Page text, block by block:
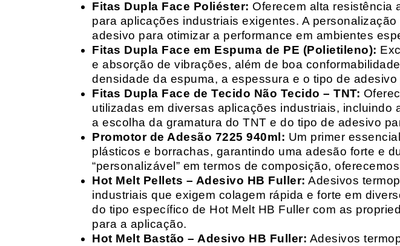
Fitas Dupla Face Poliéster: Oferecem alta resistência
para aplicações industriais exigentes. A
adesivo para otimizar a performance em ambientes
Fitas Dupla Face em Espuma de PE (Polietileno):
e absorção de vibrações, além de boa
densidade da espuma, a espessura e o tipo de
Fitas Dupla Face de Tecido Não Tecido – TNT:
utilizadas em diversas aplicações industriais,
a escolha da gramatura do TNT e do tipo de adesivo
Promotor de Adesão 7225 940ml: Um primer
plásticos e borrachas, garantindo uma adesão forte e
“personalizável” em termos de composição,
Hot Melt Pellets – Adesivo HB Fuller: Adesivos
industriais que exigem colagem rápida e forte em
do tipo específico de Hot Melt HB Fuller com as
para a aplicação.
Hot Melt Bastão – Adesivo HB Fuller: Adesivos